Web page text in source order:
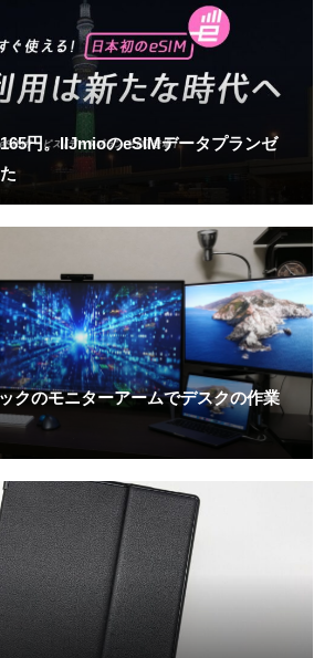
円。IIJmioのeSIMデータプランゼ
クのモニターアームでデスクの作業